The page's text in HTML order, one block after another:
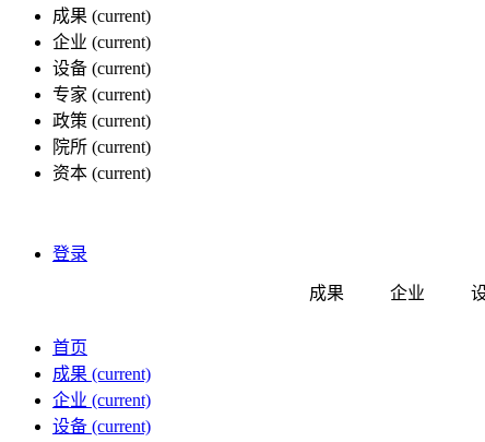
成果 (current)
企业 (current)
设备 (current)
专家 (current)
政策 (current)
院所 (current)
资本 (current)
登录
成果 企业
首页
成果 (current)
企业 (current)
设备 (current)